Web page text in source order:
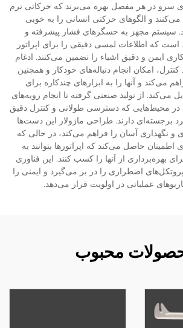
سرو در هر مفصل بهره می‌برند که حرکاتی نرم
و الگوهای حرکتی انسانی را به خوبی
سیستم مجهز به حسگرهای فشار پیشرفته و
است که اطلاعات لمسی دقیقی را برای اپراتور
ایمن و دقیق اشیاء را تضمین می‌کنند. ادغام
امکان انجام دنباله‌های خودکار و همچنین
می‌کند و آنها را به ابزارهای چندکاره برای
می‌کند. از تولید صنعتی گرفته تا انجام رویه‌های
محیط‌هایی که دسترسی طولانی و کنترل دقیق
برجسته‌ای دارند. طراحی ماژولار این دست‌ها
نگهداری آسان را فراهم می‌کند، در حالی که
حاصل می‌کند که اپراتورها بتوانند به
بهره‌برداری از آنها را کسب کنند. این فناوری
اضطراری را در بر می‌گیرد و ایمنی را
عملیاتی در اولویت قرار می‌دهد.
محبوب